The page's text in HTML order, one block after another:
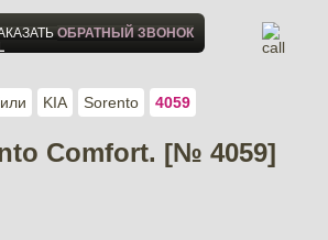
KIA Sorento 4059
Comfort. [№ 4059]
ОБРАТНЫЙ ЗВОНОК